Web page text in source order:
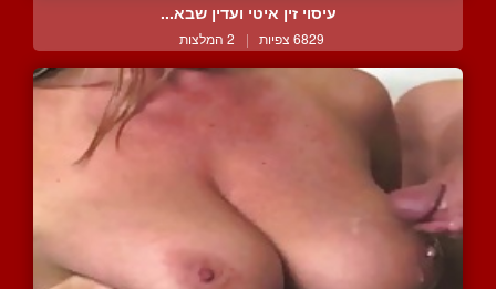
עיסוי זין איטי ועדין שבא...
6829 צפיות | 2 המלצות